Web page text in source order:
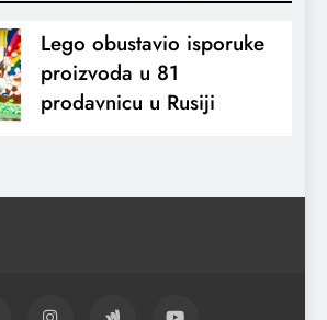
Lego obustavio isporuke
proizvoda u 81
prodavnicu u Rusiji